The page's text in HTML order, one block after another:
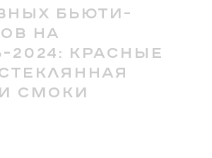
БЬЮТИ-
НА
2024: КРАСНЫЕ
СМОКИ